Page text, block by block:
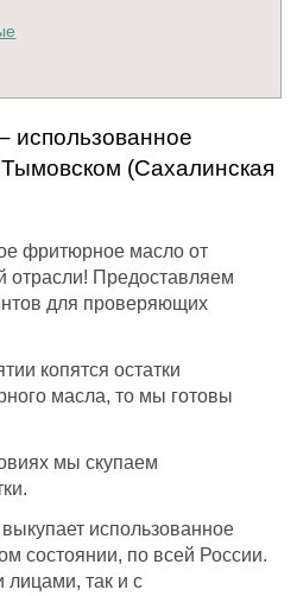
использованное
(Сахалинская
фритюрное масло от
отрасли! Предоставляем
для проверяющих
копятся остатки
масла, то мы готовы
мы скупаем
использованное
состоянии, по всей России.
лицами, так и с